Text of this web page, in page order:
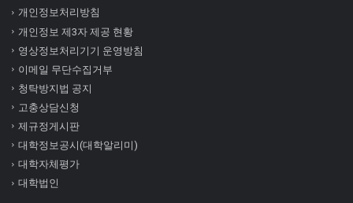
개인정보처리방침
개인정보 제3자 제공 현황
영상정보처리기기 운영방침
이메일 무단수집거부
청탁방지법 공지
고충상담신청
제규정게시판
대학정보공시(대학알리미)
대학자체평가
대학법인